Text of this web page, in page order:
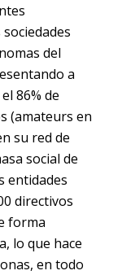
del
a
86% de
(amateurs en
su red de
social de
entidades
directivos
forma
lo que hace
en todo